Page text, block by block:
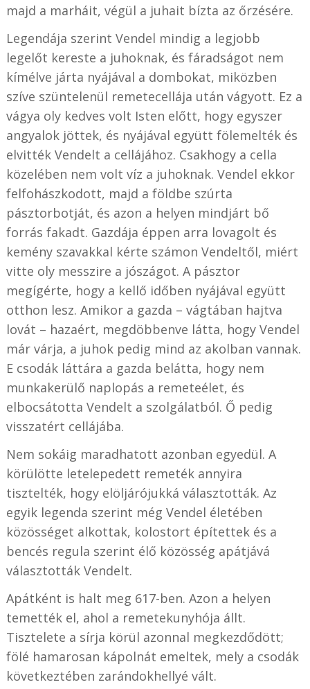
majd a marháit, végül a juhait bízta az őrzésére.
Legendája szerint Vendel mindig a legjobb
legelőt kereste a juhoknak, és fáradságot nem
kímélve járta nyájával a dombokat, miközben
szíve szüntelenül remetecellája után vágyott. Ez a
vágya oly kedves volt Isten előtt, hogy egyszer
angyalok jöttek, és nyájával együtt fölemelték és
elvitték Vendelt a cellájához. Csakhogy a cella
közelében nem volt víz a juhoknak. Vendel ekkor
felfohászkodott, majd a földbe szúrta
pásztorbotját, és azon a helyen mindjárt bő
forrás fakadt. Gazdája éppen arra lovagolt és
kemény szavakkal kérte számon Vendeltől, miért
vitte oly messzire a jószágot. A pásztor
megígérte, hogy a kellő időben nyájával együtt
otthon lesz. Amikor a gazda – vágtában hajtva
lovát – hazaért, megdöbbenve látta, hogy Vendel
már várja, a juhok pedig mind az akolban vannak.
E csodák láttára a gazda belátta, hogy nem
munkakerülő naplopás a remeteélet, és
elbocsátotta Vendelt a szolgálatból. Ő pedig
visszatért cellájába.
Nem sokáig maradhatott azonban egyedül. A
körülötte letelepedett remeték annyira
tisztelték, hogy elöljárójukká választották. Az
egyik legenda szerint még Vendel életében
közösséget alkottak, kolostort építettek és a
bencés regula szerint élő közösség apátjává
választották Vendelt.
Apátként is halt meg 617-ben. Azon a helyen
temették el, ahol a remetekunyhója állt.
Tisztelete a sírja körül azonnal megkezdődött;
fölé hamarosan kápolnát emeltek, mely a csodák
következtében zarándokhellyé vált.